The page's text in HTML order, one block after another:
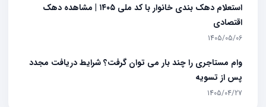
استعلام دهک بندی خانوار با کد ملی ۱۴۰۵ | مشاهده دهک
اقتصادی
1405/05/06
وام مستاجری را چند بار می توان گرفت؟ شرایط دریافت مجدد
پس از تسویه
1405/04/27